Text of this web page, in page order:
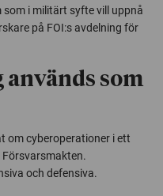
i militärt syfte vill uppnå
på FOI:s avdelning för
som
om cyberoperationer i ett
och defensiva.